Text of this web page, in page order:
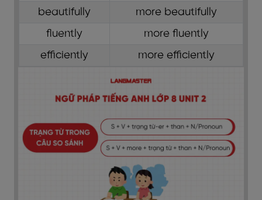
beautifully
more beautifully
fluently
more fluently
efficiently
more efficiently